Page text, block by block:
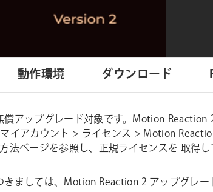
動作環境 ダウンロード
アップグレード対象です。Motion
イアカウント > ライセンス > Motion
ページを参照し、正規ライセンスを 取得し
ましては、 Motion Reaction 2 アップグレー